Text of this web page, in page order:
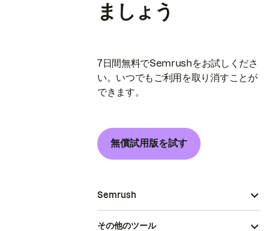
ましょう
7日間無料でSemrushをお試しくださ
い。いつでもご利用を取り消すことが
できます。
無償試用版を試す
Semrush
その他のツール